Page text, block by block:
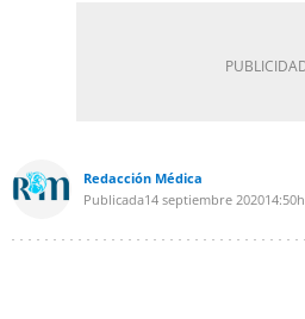
Redacción Médica
Publicada14 septiembre 202014:50h